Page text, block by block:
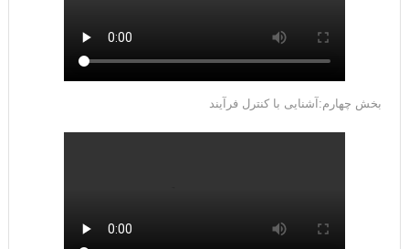
بخش چهارم:آشنایی با کنترل فرآیند